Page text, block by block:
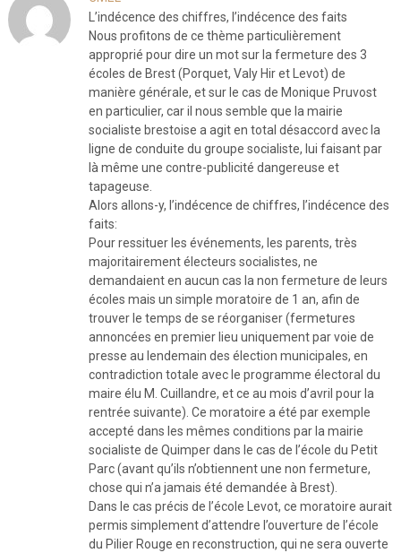
L’indécence des chiffres, l’indécence des faits
Nous profitons de ce thème particulièrement
approprié pour dire un mot sur la fermeture des 3
écoles de Brest (Porquet, Valy Hir et Levot) de
manière générale, et sur le cas de Monique Pruvost
en particulier, car il nous semble que la mairie
socialiste brestoise a agit en total désaccord avec la
ligne de conduite du groupe socialiste, lui faisant par
là même une contre-publicité dangereuse et
tapageuse.
Alors allons-y, l’indécence de chiffres, l’indécence des
faits:
Pour ressituer les événements, les parents, très
majoritairement électeurs socialistes, ne
demandaient en aucun cas la non fermeture de leurs
écoles mais un simple moratoire de 1 an, afin de
trouver le temps de se réorganiser (fermetures
annoncées en premier lieu uniquement par voie de
presse au lendemain des élection municipales, en
contradiction totale avec le programme électoral du
maire élu M. Cuillandre, et ce au mois d’avril pour la
rentrée suivante). Ce moratoire a été par exemple
accepté dans les mêmes conditions par la mairie
socialiste de Quimper dans le cas de l’école du Petit
Parc (avant qu’ils n’obtiennent une non fermeture,
chose qui n’a jamais été demandée à Brest).
Dans le cas précis de l’école Levot, ce moratoire aurait
permis simplement d’attendre l’ouverture de l’école
du Pilier Rouge en reconstruction, qui ne sera ouverte